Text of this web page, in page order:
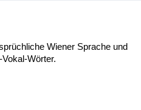
Wiener Sprache und
Wörter.